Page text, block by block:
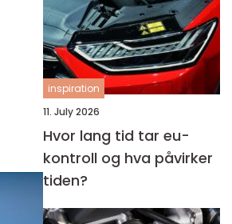
inspiration
11. July 2026
Hvor lang tid tar eu-
kontroll og hva påvirker
tiden?